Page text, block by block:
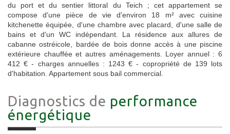
du port et du sentier littoral du Teich ; cet appartement se
compose d'une pièce de vie d'environ 18 m² avec cuisine
kitchenette équipée, d'une chambre avec placard, d'une salle de
bains et d'un WC indépendant. La résidence aux allures de
cabanne ostréicole, bardée de bois donne accès à une piscine
extérieure chauffée et autres aménagements. Loyer annuel : 6
412 € - charges annuelles : 1243 € - copropriété de 139 lots
d'habitation. Appartement sous bail commercial.
Diagnostics de performance
énergétique